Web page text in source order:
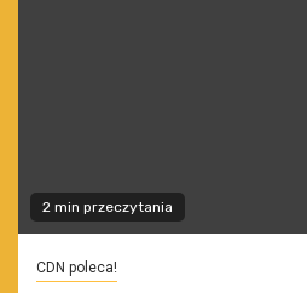
2 min przeczytania
CDN poleca!